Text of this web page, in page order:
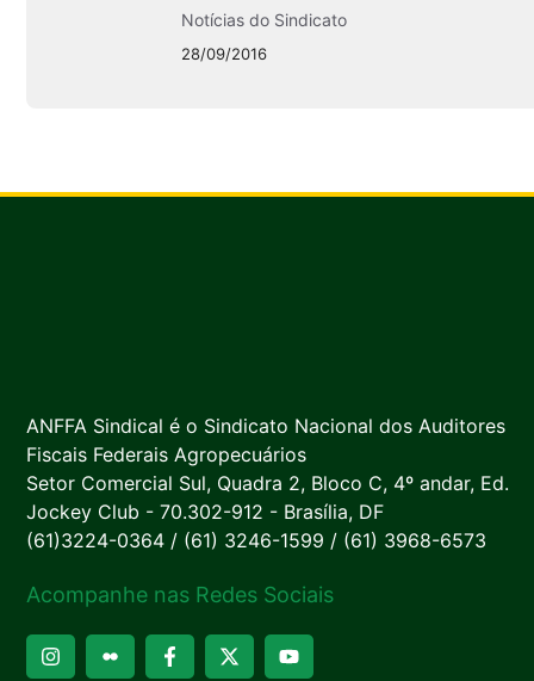
Notícias do Sindicato
28/09/2016
ANFFA Sindical é o Sindicato Nacional dos Auditores
Fiscais Federais Agropecuários
Setor Comercial Sul, Quadra 2, Bloco C, 4º andar, Ed.
Jockey Club - 70.302-912 - Brasília, DF
(61)3224-0364 / (61) 3246-1599 / (61) 3968-6573
Acompanhe nas Redes Sociais